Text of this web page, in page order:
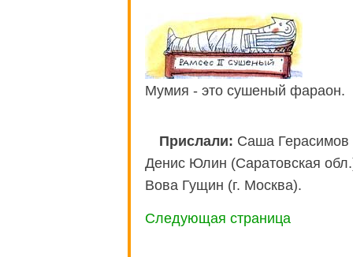
Мумия - это сушеный фараон.
Прислали: Саша Герасимов
Денис Юлин (Саратовская
Вова Гущин (г. Москва).
Следующая страница